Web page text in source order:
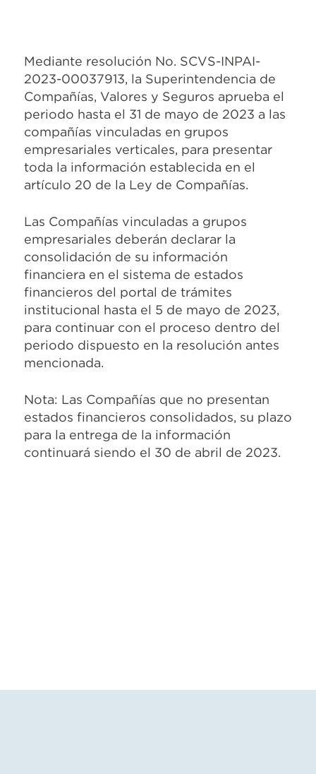
Mediante resolución No. SCVS-INPAI-
2023-00037913, la Superintendencia de
Compañías, Valores y Seguros aprueba el
periodo hasta el 31 de mayo de 2023 a las
compañías vinculadas en grupos
empresariales verticales, para presentar
toda la información establecida en el
artículo 20 de la Ley de Compañías.
Las Compañías vinculadas a grupos
empresariales deberán declarar la
consolidación de su información
financiera en el sistema de estados
financieros del portal de trámites
institucional hasta el 5 de mayo de 2023,
para continuar con el proceso dentro del
periodo dispuesto en la resolución antes
mencionada.
Nota: Las Compañías que no presentan
estados financieros consolidados, su plazo
para la entrega de la información
continuará siendo el 30 de abril de 2023.